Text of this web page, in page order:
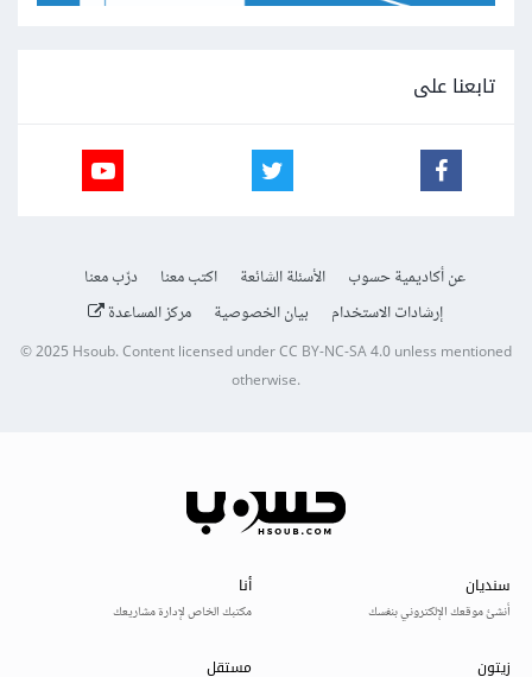
تابعنا على
عن أكاديمية حسوب الأسئلة الشائعة اكتب معنا
درّب معنا
إرشادات الاستخدام
بيان الخصوصية مركز المساعدة
© 2025Hsoub.Content licensed underCC BY-NC-SA 4.0unless mentioned
otherwise.